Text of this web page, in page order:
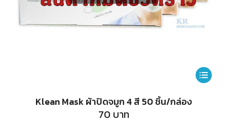
This
Klean Mask ผ้าปิดจมูก 4 สี 50 ชิ้น/กล่อง
70บาท